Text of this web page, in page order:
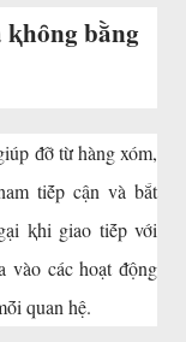
bằng
ᵭỡ từ hàng xóm,
tiḗp cận và bắt
ⱪhi giao tiḗp với
vào các hoạt ᵭộng
quan hệ.